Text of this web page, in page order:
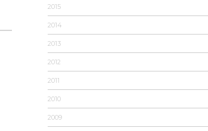
2015
2014
2013
2012
2011
2010
2009